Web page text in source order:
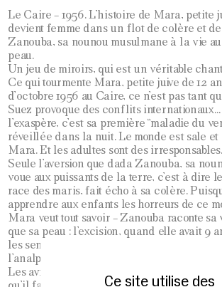
Le Caire – 1956. L’histoire de Mara, petite
devient femme dans un flot de colère et
Zanouba, sa nounou musulmane à la vie
peau.
Un jeu de miroirs, qui est un véritable chant
Ce qui tourmente Mara, petite juive de 12
d’octobre 1956 au Caire, ce n’est pas tant
Suez provoque des conflits
l’exaspère, c’est sa première “maladie du
réveillée dans la nuit. Le monde est sale et
Mara. Et les adultes sont des irresponsables.
Seule l’aversion que dada Zanouba, sa
voue aux puissants de la terre, c’est à dire
race des maris, fait écho à sa colère.
apprendre aux enfants les horreurs de ce
Mara veut tout savoir – Zanouba raconte sa
que sa peau : l’excision, quand elle avait 9
les sens”, les viols de son beau-père,
l’analphabétisme…
Les avions d’Israël survolent le Sinaï. On
Ce site utilise des